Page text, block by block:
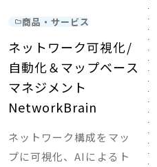
商品・サービス
ネットワーク可視化/
自動化＆マップベース
マネジメント
NetworkBrain
ネットワーク構成をマッ
プに可視化、AIによるト